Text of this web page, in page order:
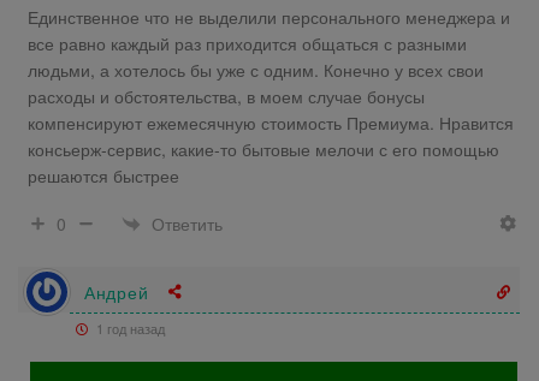
Единственное что не выделили персонального менеджера и
все равно каждый раз приходится общаться с разными
людьми, а хотелось бы уже с одним. Конечно у всех свои
расходы и обстоятельства, в моем случае бонусы
компенсируют ежемесячную стоимость Премиума. Нравится
консьерж-сервис, какие-то бытовые мелочи с его помощью
решаются быстрее
0
Ответить
Андрей
1 год назад